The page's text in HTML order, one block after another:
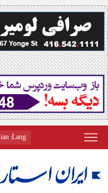
Lang
: Persian